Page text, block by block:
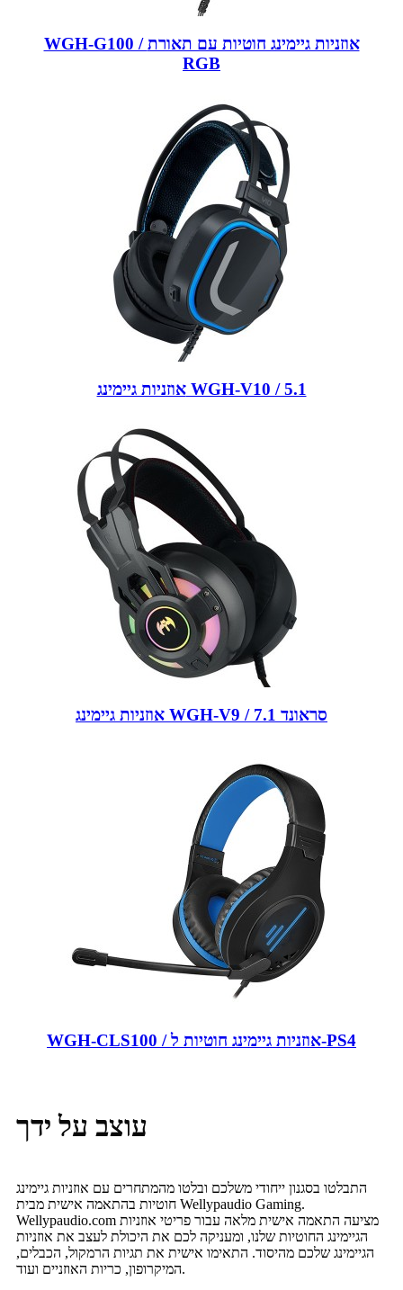
WGH-G100 / אוזניות גיימינג חוטיות עם תאורת
RGB
אוזניות גיימינג WGH-V10 / 5.1
אוזניות גיימינג WGH-V9 / 7.1 סראונד
WGH-CLS100 / אוזניות גיימינג חוטיות ל-PS4
עוצב על ידך
התבלטו בסגנון ייחודי משלכם ובלטו מהמתחרים עם אוזניות גיימינג
חוטיות בהתאמה אישית מבית Wellypaudio Gaming.
Wellypaudio.com מציעה התאמה אישית מלאה עבור פריטי אוזניות
הגיימינג החוטיות שלנו, ומעניקה לכם את היכולת לעצב את אוזניות
הגיימינג שלכם מהיסוד. התאימו אישית את תגיות הרמקול, הכבלים,
המיקרופון, כריות האוזניים ועוד.